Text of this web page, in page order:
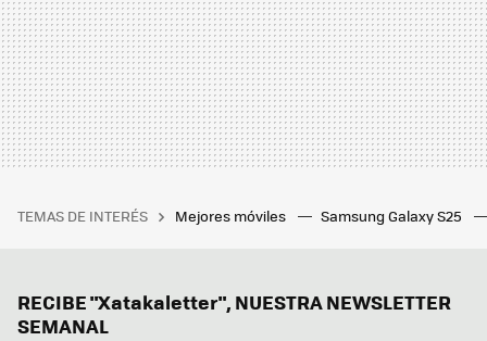
TEMAS DE INTERÉS Mejores móviles Samsung Galaxy S25
RECIBE "Xatakaletter", NUESTRA NEWSLETTER
SEMANAL